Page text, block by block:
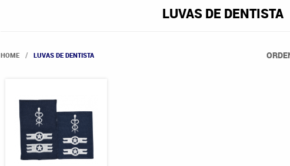
LUVAS DE DENTISTA
HOME LUVAS DE DENTISTA